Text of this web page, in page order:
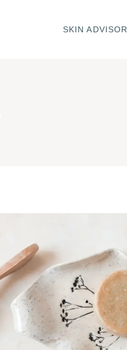
SKIN ADVISOR